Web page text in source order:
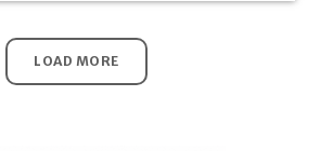
LOAD MORE